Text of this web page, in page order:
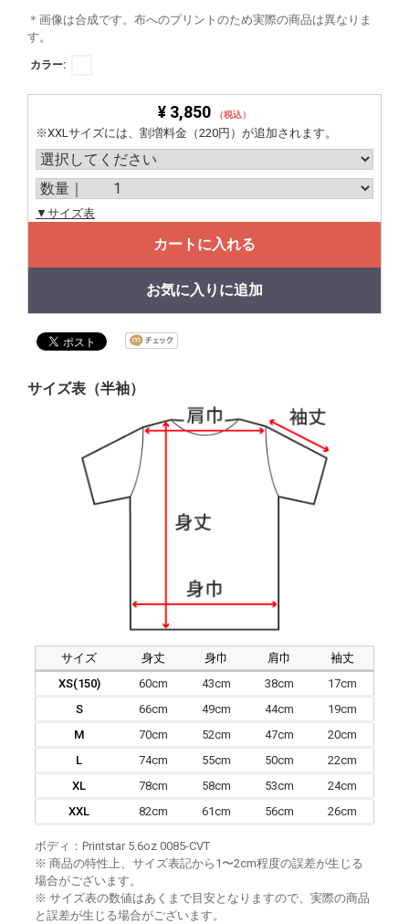
＊画像は合成です。布へのプリントのため実際の商品は異なりま
す。
カラー:
¥ 3,850 （税込）
※XXLサイズには、割増料金（220円）が追加されます。
▼サイズ表
カートに入れる
お気に入りに追加
サイズ表（半袖）
サイズ 身丈 身巾 肩巾
袖丈
XS(150)
60cm 43cm 38cm
17cm
S
66cm 49cm 44cm
19cm
M
70cm 52cm 47cm
20cm
L
74cm 55cm 50cm
22cm
XL
78cm 58cm 53cm
24cm
XXL
82cm 61cm 56cm 26cm
ボディ：Printstar 5.6oz 0085-CVT
※ 商品の特性上、サイズ表記から1〜2cm程度の誤差が生じる
場合がございます。
※ サイズ表の数値はあくまで目安となりますので、実際の商品
と誤差が生じる場合がございます。